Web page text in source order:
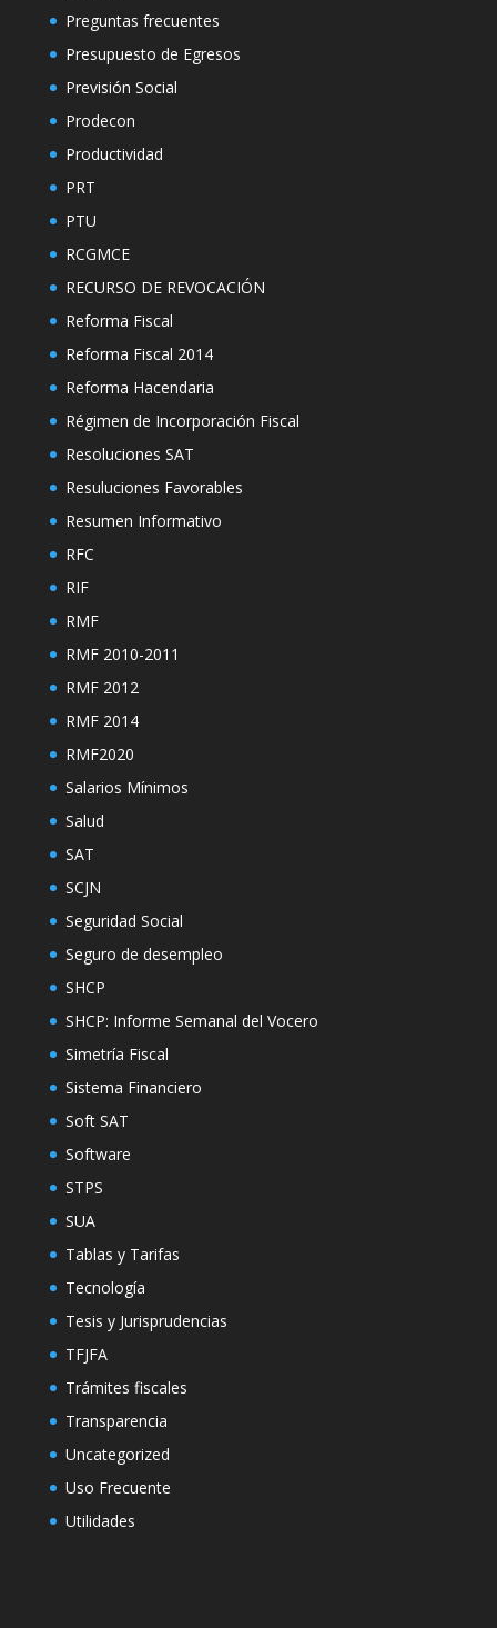
Preguntas frecuentes
Presupuesto de Egresos
Previsión Social
Prodecon
Productividad
PRT
PTU
RCGMCE
RECURSO DE REVOCACIÓN
Reforma Fiscal
Reforma Fiscal 2014
Reforma Hacendaria
Régimen de Incorporación Fiscal
Resoluciones SAT
Resuluciones Favorables
Resumen Informativo
RFC
RIF
RMF
RMF 2010-2011
RMF 2012
RMF 2014
RMF2020
Salarios Mínimos
Salud
SAT
SCJN
Seguridad Social
Seguro de desempleo
SHCP
SHCP: Informe Semanal del Vocero
Simetría Fiscal
Sistema Financiero
Soft SAT
Software
STPS
SUA
Tablas y Tarifas
Tecnología
Tesis y Jurisprudencias
TFJFA
Trámites fiscales
Transparencia
Uncategorized
Uso Frecuente
Utilidades